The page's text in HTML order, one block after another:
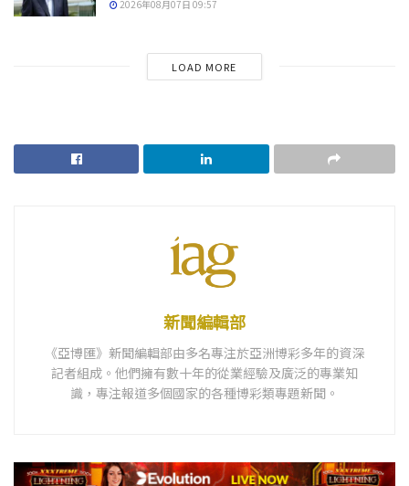
2026年08月07日 09:57
LOAD MORE
新聞編輯部
《亞博匯》新聞編輯部由多名專注於亞洲博彩多年的資深
記者組成。他們擁有數十年的從業經驗及廣泛的專業知
識，專注報道多個國家的各種博彩類專題新聞。